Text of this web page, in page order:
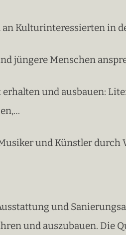
an Kulturinteressierten in
jüngere Menschen
und ausbauen:
und Künstler
und
und auszubauen. Die